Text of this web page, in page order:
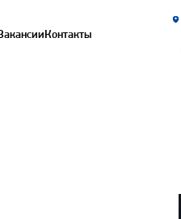
Контакты